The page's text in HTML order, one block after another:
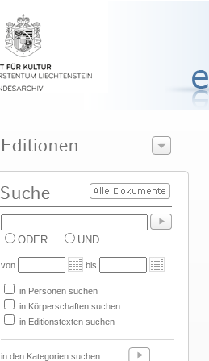
ODER UND
von bis
in Personen suchen
in Körperschaften suchen
in Editionstexten suchen
in den Kategorien suchen